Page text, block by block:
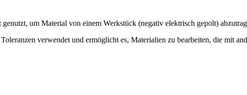
um Material von einem Werkstück (negativ elektrisch gepolt)
verwendet und ermöglicht es, Materialien zu bearbeiten, die mit